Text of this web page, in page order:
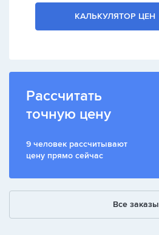
КАЛЬКУЛЯТОР ЦЕН
Рассчитать
точную цену
9 человек рассчитывают
цену прямо сейчас
Все заказы